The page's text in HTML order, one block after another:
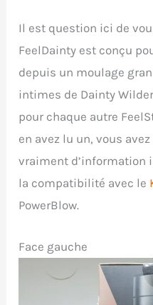
Il est question ici de
FeelDainty est conçu
depuis un moulage
intimes de Dainty
pour chaque autre
en avez lu un, vous
vraiment d’information
la compatibilité avec le
PowerBlow.
Face gauche